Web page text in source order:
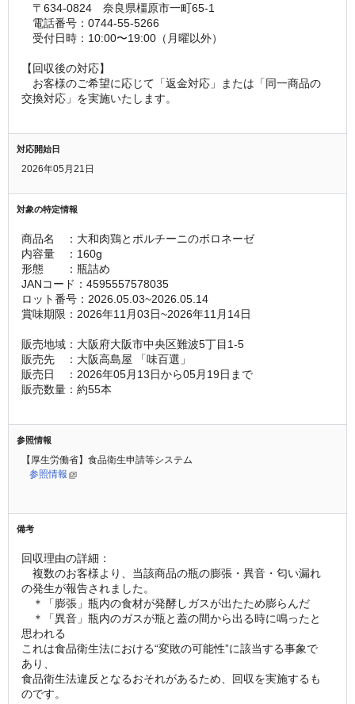
〒634-0824　奈良県橿原市一町65-1
電話番号：0744-55-5266
受付日時：10:00〜19:00（月曜以外）
【回収後の対応】
お客様のご希望に応じて「返金対応」または「同一商品の
交換対応」を実施いたします。
対応開始日
2026年05月21日
対象の特定情報
商品名　：大和肉鶏とポルチーニのボロネーゼ
内容量　：160g
形態　　：瓶詰め
JANコード：4595557578035
ロット番号：2026.05.03~2026.05.14
賞味期限：2026年11月03日~2026年11月14日
販売地域：大阪府大阪市中央区難波5丁目1-5
販売先　：大阪高島屋 「味百選」
販売日　：2026年05月13日から05月19日まで
販売数量：約55本
参照情報
【厚生労働省】食品衛生申請等システム
参照情報
備考
回収理由の詳細：
複数のお客様より、当該商品の瓶の膨張・異音・匂い漏れ
の発生が報告されました。
＊「膨張」瓶内の食材が発酵しガスが出たため膨らんだ
＊「異音」瓶内のガスが瓶と蓋の間から出る時に鳴ったと
思われる
これは食品衛生法における“変敗の可能性”に該当する事象で
あり、
食品衛生法違反となるおそれがあるため、回収を実施するも
のです。